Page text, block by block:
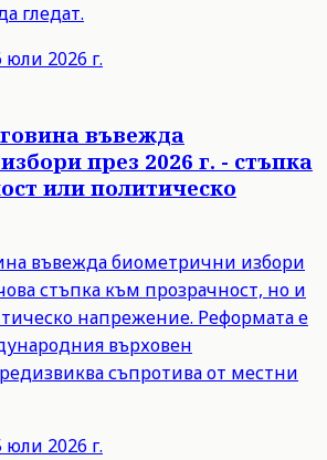
гледат.
юли 2026 г.
въвежда
през 2026 г. - стъпка
или политическо
въвежда биометрични избори
стъпка към прозрачност, но и
напрежение. Реформата е
върховен
съпротива от местни
юли 2026 г.